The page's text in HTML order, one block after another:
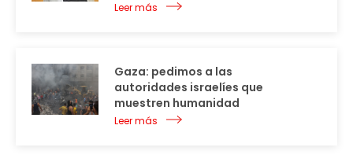
Leer más
Gaza: pedimos a las
autoridades israelíes que
muestren humanidad
Leer más